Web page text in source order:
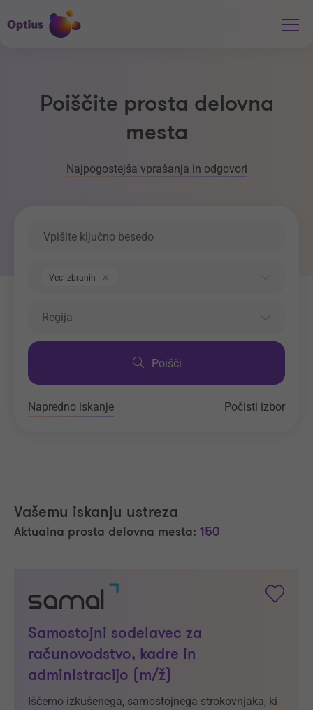
Poiščite prosta delovna
mesta
Najpogostejša vprašanja in odgovori
Vec izbranih
Regija
Poišči
Napredno iskanje Počisti izbor
Vašemu iskanju ustreza
Aktualna prosta delovna mesta: 150
Samostojni sodelavec za
računovodstvo, kadre in
administracijo (m/ž)
Iščemo izkušenega, samostojnega strokovnjaka, ki